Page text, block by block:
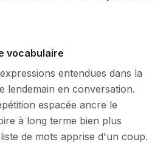
vocabulaire
entendues dans la
lendemain en conversation.
espacée ancre le
à long terme bien plus
de mots apprise d'un coup.